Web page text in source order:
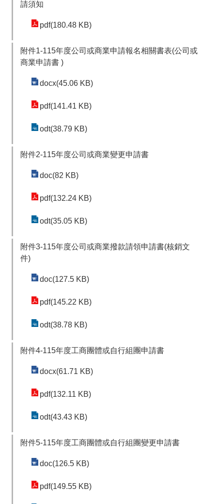
宣
請須知
pdf(180.48 KB)
附件1-115年度公司或商業申請報名相關書表(公司或
商業申請書 )
docx(45.06 KB)
pdf(141.41 KB)
odt(38.79 KB)
附件2-115年度公司或商業變更申請書
doc(82 KB)
pdf(132.24 KB)
odt(35.05 KB)
附件3-115年度公司或商業撥款請領申請書(核銷文
件)
doc(127.5 KB)
pdf(145.22 KB)
odt(38.78 KB)
附件4-115年度工商團體或自行組團申請書
docx(61.71 KB)
pdf(132.11 KB)
odt(43.43 KB)
附件5-115年度工商團體或自行組團變更申請書
doc(126.5 KB)
pdf(149.55 KB)